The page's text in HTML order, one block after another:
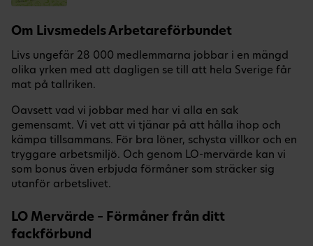
Om Livsmedels Arbetareförbundet
Livs ungefär 28 000 medlemmarna jobbar i en mängd
olika yrken med att dagligen se till att hela Sverige får
mat på tallriken.
Oavsett vad vi jobbar med har vi alla en sak
gemensamt. Vi vet att vi tjänar på att hålla ihop och
kämpa tillsammans. För bra löner, schysta villkor och en
tryggare arbetsmiljö. Och genom LO-mervärde kan vi
som bonus även erbjuda förmåner som sträcker sig
utanför arbetslivet.
LO Mervärde – Förmåner från ditt
fackförbund